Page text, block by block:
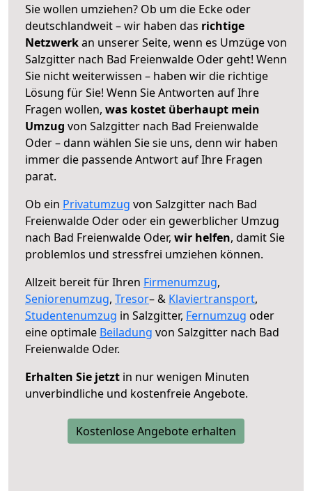
Sie wollen umziehen? Ob um die Ecke oder
deutschlandweit – wir haben das richtige
Netzwerkan unserer Seite, wenn es Umzüge von
Salzgitter nach Bad Freienwalde Oder geht! Wenn
Sie nicht weiterwissen – haben wir die richtige
Lösung für Sie! Wenn Sie Antworten auf Ihre
Fragen wollen, was kostet überhaupt mein
Umzug von Salzgitter nach Bad Freienwalde
Oder – dann wählen Sie sie uns, denn wir haben
immer die passende Antwort auf Ihre Fragen
parat.
Ob ein Privatumzug von Salzgitter nach Bad
Freienwalde Oder oder ein gewerblicher Umzug
nach Bad Freienwalde Oder, wir helfen, damit Sie
problemlos und stressfrei umziehen können.
Allzeit bereit für Ihren Firmenumzug,
Seniorenumzug, Tresor– & Klaviertransport,
Studentenumzug in Salzgitter, Fernumzug oder
eine optimale Beiladung von Salzgitter nach Bad
Freienwalde Oder.
Erhalten Sie jetzt in nur wenigen Minuten
unverbindliche und kostenfreie Angebote.
Kostenlose Angebote erhalten